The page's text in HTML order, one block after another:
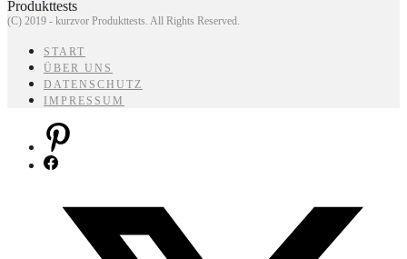
(C) 2019 - kurzvor Produkttests. All Rights Reserved.
START
ÜBER UNS
DATENSCHUTZ
IMPRESSUM